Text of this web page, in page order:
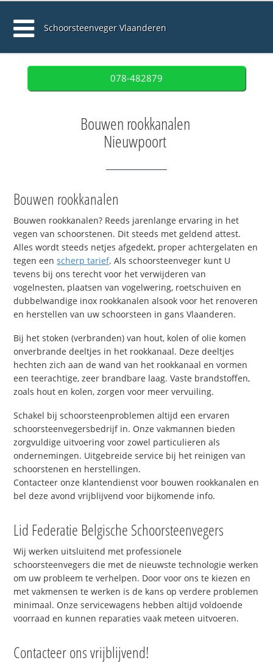
Schoorsteenveger Vlaanderen
078-482879
Bouwen rookkanalen
Nieuwpoort
Bouwen rookkanalen
Bouwen rookkanalen? Reeds jarenlange ervaring in het
vegen van schoorstenen. Dit steeds met geldend attest.
Alles wordt steeds netjes afgedekt, proper achtergelaten en
tegen eenscherp tarief. Als schoorsteenveger kunt U
tevens bij ons terecht voor het verwijderen van
vogelnesten, plaatsen van vogelwering, roetschuiven en
dubbelwandige inox rookkanalen alsook voor het renoveren
en herstellen van uw schoorsteen in gans Vlaanderen.
Bij het stoken (verbranden) van hout, kolen of olie komen
onverbrande deeltjes in het rookkanaal. Deze deeltjes
hechten zich aan de wand van het rookkanaal en vormen
een teerachtige, zeer brandbare laag. Vaste brandstoffen,
zoals hout en kolen, zorgen voor meer vervuiling.
Schakel bij schoorsteenproblemen altijd een ervaren
schoorsteenvegersbedrijf in. Onze vakmannen bieden
zorgvuldige uitvoering voor zowel particulieren als
ondernemingen. Uitgebreide service bij het reinigen van
schoorstenen en herstellingen.
Contacteer onze klantendienst voor bouwen rookkanalen en
bel deze avond vrijblijvend voor bijkomende info.
Lid Federatie Belgische Schoorsteenvegers
Wij werken uitsluitend met professionele
schoorsteenvegers die met de nieuwste technologie werken
om uw probleem te verhelpen. Door voor ons te kiezen en
met vakmensen te werken is de kans op verdere problemen
minimaal. Onze servicewagens hebben altijd voldoende
voorraad en kunnen reparaties vaak meteen uitvoeren.
Contacteer ons vrijblijvend!